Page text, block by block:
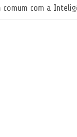
comum com a